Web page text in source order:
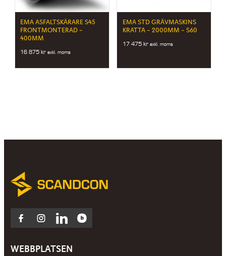
EMA ASFALTSKÄRARE S45
FRONTMONTERAD –
400MM
16 875kr exkl. moms
EMA STD GRÄVMASKINS
KRATTA – 2000MM – S60
17 475 kr exkl. moms
Facebook
Instagram
LinkedInBlocket
WEBBPLATSEN